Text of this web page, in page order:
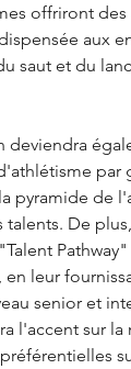
offriront des
aux
saut et du
deviendra
pyramide de
De
leur
senior et
l'accent sur